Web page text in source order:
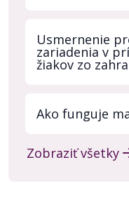
Usmernenie
zariadenia v
žiakov zo
Ako funguje
Zobraziť všetky